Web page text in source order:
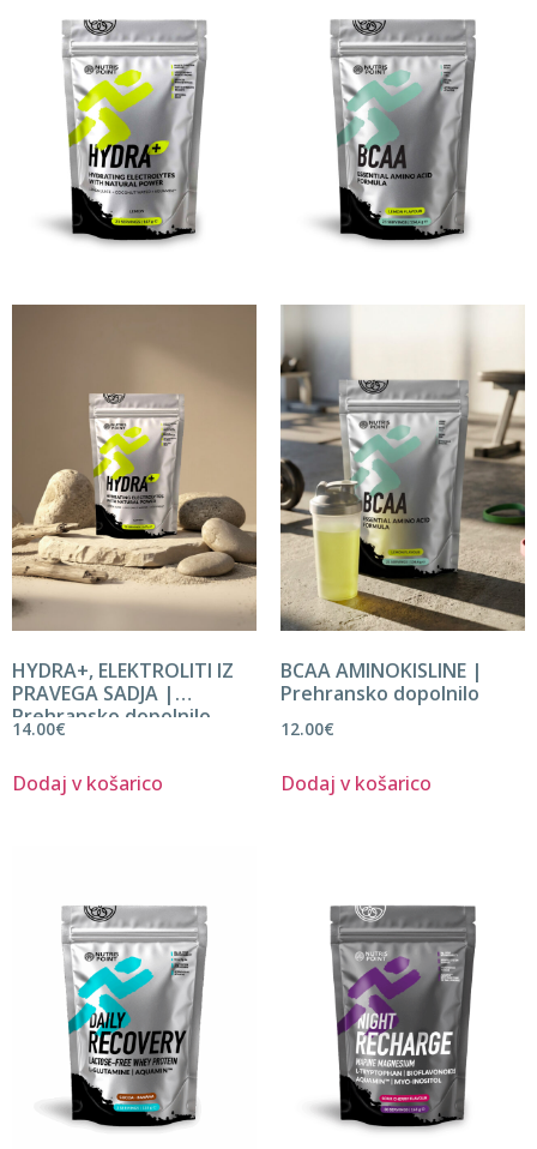
HYDRA+, ELEKTROLITI IZ
PRAVEGA SADJA |
Prehransko dopolnilo
14.00€
Dodaj v košarico
BCAA AMINOKISLINE |
Prehransko dopolnilo
12.00€
Dodaj v košarico